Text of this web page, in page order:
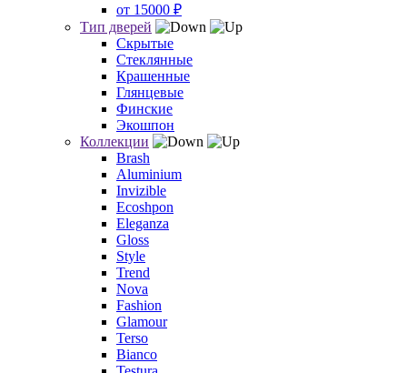
от 15000 ₽
Тип дверей
Скрытые
Стеклянные
Крашенные
Глянцевые
Финские
Экошпон
Коллекции
Brash
Aluminium
Invizible
Ecoshpon
Eleganza
Gloss
Style
Trend
Nova
Fashion
Glamour
Terso
Bianco